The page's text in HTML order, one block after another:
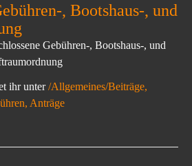
, Bootshaus-, und
Gebühren-, Bootshaus-, und
ihr unter/Allgemeines/Beiträge,
Anträge